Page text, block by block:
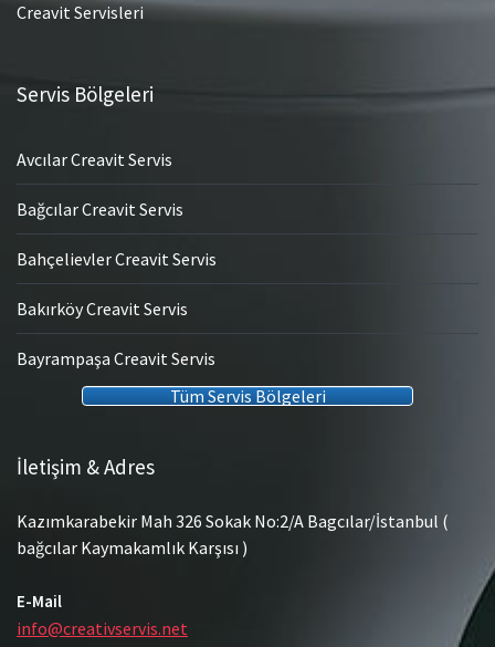
Creavit Servisleri
Servis Bölgeleri
Avcılar Creavit Servis
Bağcılar Creavit Servis
Bahçelievler Creavit Servis
Bakırköy Creavit Servis
Bayrampaşa Creavit Servis
Tüm Servis Bölgeleri
İletişim & Adres
Kazımkarabekir Mah 326 Sokak No:2/A Bagcılar/İstanbul (
bağcılar Kaymakamlık Karşısı )
E-Mail
info@creativservis.net